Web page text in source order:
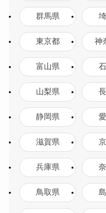
群馬県
東京都 神
富山県
山梨県
静岡県
滋賀県
兵庫県
鳥取県